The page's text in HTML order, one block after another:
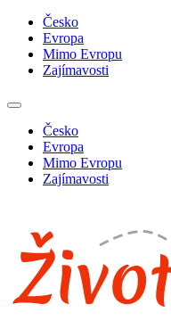
Česko
Evropa
Mimo Evropu
Zajímavosti
Česko
Evropa
Mimo Evropu
Zajímavosti